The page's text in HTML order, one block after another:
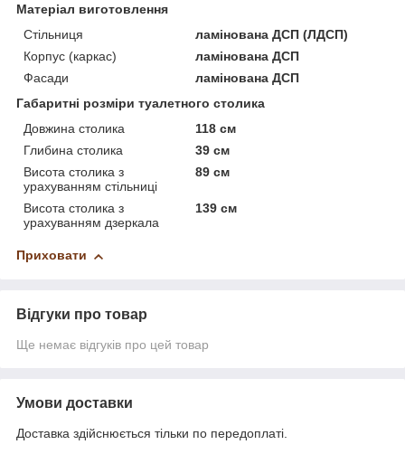
Матеріал виготовлення
Стільниця
ламінована ДСП (ЛДСП)
Корпус (каркас)
ламінована ДСП
Фасади
ламінована ДСП
Габаритні розміри туалетного столика
Довжина столика
118 см
Глибина столика
39 см
Висота столика з
урахуванням стільниці
89 см
Висота столика з
урахуванням дзеркала
139 см
Приховати
Відгуки про товар
Ще немає відгуків про цей товар
Умови доставки
Доставка здійснюється тільки по передоплаті.